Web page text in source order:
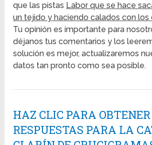
que las pistas Labor que se hace
un tejido y haciendo calados con los
Tu opinión es importante para
déjanos tus comentarios y los
solución es mejor, actualizaremos
datos tan pronto como sea posible.
HAZ CLIC PARA
RESPUESTAS PARA LA